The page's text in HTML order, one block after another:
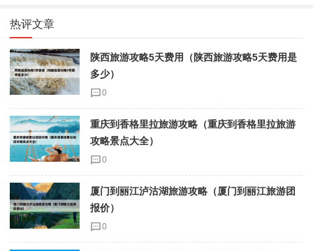
热评文章
陕西旅游攻略5天费用（陕西旅游攻略5天费用是
多少）
0
重庆到香格里拉旅游攻略（重庆到香格里拉旅游
攻略景点大全）
0
厦门到丽江泸沽湖旅游攻略（厦门到丽江旅游团
报价）
0